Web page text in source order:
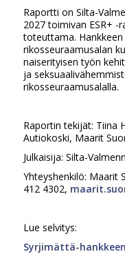
Raportti on Silta-
2027 toimivan ESR+
toteuttama.
rikosseuraamusalan
naiserityisen työn
ja
rikosseuraamusalalla.
Raportin tekijät: Tiina
Autiokoski, Maarit
Julkaisija: Silta-
Yhteyshenkilö: Maarit
412 4302,
Lue selvitys:
Syrjimättä-